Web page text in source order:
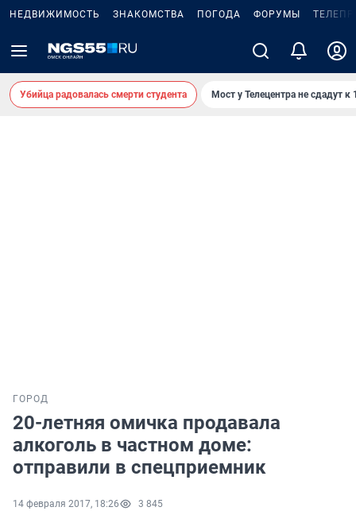
НЕДВИЖИМОСТЬ ЗНАКОМСТВА ПОГОДА ФОРУМЫ
Убийца радовалась смерти студента Мост у Телецентра не сдадут к
ГОРОД
20-летняя омичка продавала
алкоголь в частном доме:
отправили в спецприемник
14 февраля 2017, 18:26 3 845